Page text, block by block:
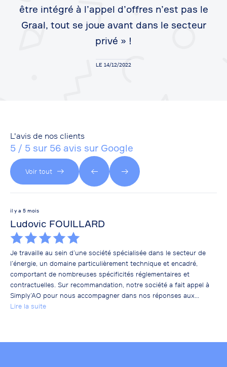
être intégré à l’appel d’offres n’est pas le
Graal, tout se joue avant dans le secteur
privé » !
LE 14/12/2022
L'avis de nos clients
5 / 5 sur 56 avis sur Google
Voir tout
il y a 5 mois
Ludovic FOUILLARD
Je travaille au sein d’une société spécialisée dans le secteur de
l’énergie, un domaine particulièrement technique et encadré,
comportant de nombreuses spécificités réglementaires et
contractuelles. Sur recommandation, notre société a fait appel à
Simply’AO pour nous accompagner dans nos réponses aux
marchés publics, notamment pour la qualité reconnue de leurs
Lire la suite